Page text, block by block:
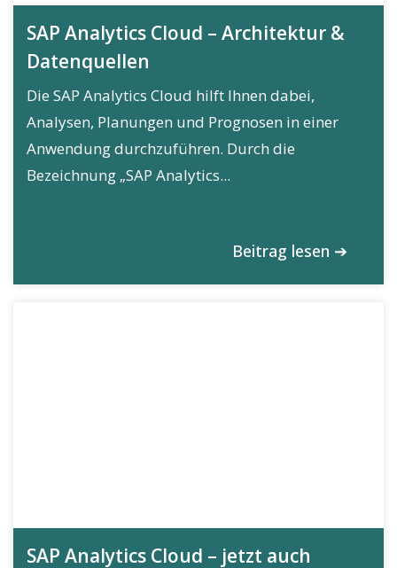
SAP Analytics Cloud – Architektur &
Datenquellen
Die SAP Analytics Cloud hilft Ihnen dabei,
Analysen, Planungen und Prognosen in einer
Anwendung durchzuführen. Durch die
Bezeichnung „SAP Analytics...
Beitrag lesen ➔
SAP Analytics Cloud – jetzt auch